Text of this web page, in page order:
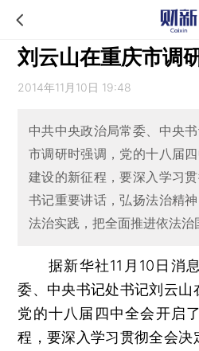
刘云山在重庆市调
2014年11月10日 19:48
中共中央政治局常委、中央
市调研时强调，党的十八届
建设的新征程，要深入学习
书记重要讲话，弘扬法治精
法治实践，把全面推进依法治
据新华社11月10日消息
委、中央书记处书记刘云山
党的十八届四中全会开启
程，要深入学习贯彻全会